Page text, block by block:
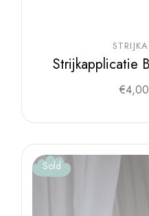
Strijkapplicatie
€4,00
Sold